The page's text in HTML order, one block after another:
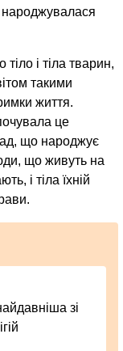
народжувалася
і тіла тварин,
такими
життя.
це
що народжує
що живуть на
і тіла їхній
зі